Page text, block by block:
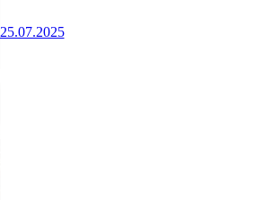
25.07.2025